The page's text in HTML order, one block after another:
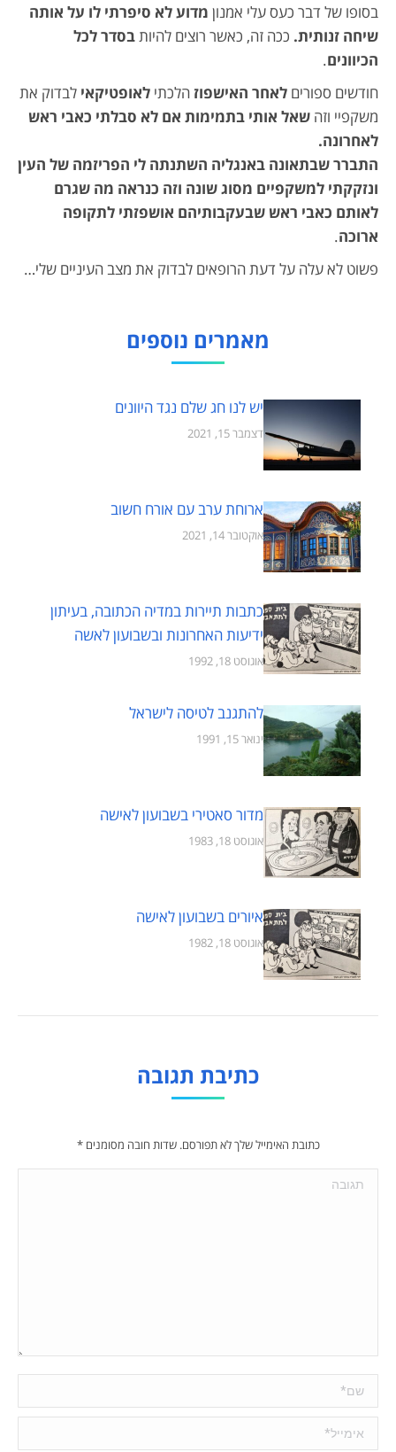
בסופו של דבר כעס עלי אמנון מדוע לא סיפרתי לו על אותה
שיחה זנותית. ככה זה, כאשר רוצים להיותבסדר לכל
הכיוונים.
חודשים ספורים לאחר האישפוז הלכתי לאופטיקאי לבדוק את
משקפיי וזה שאל אותי בתמימות אם לא סבלתי כאבי ראש
לאחרונה.
התברר שבתאונה באנגליה השתנתה לי הפריזמה של העין
ונזקקתי למשקפיים מסוג שונה וזה כנראה מה שגרם
לאותם כאבי ראש שבעקבותיהם אושפזתי לתקופה
ארוכה.
פשוט לא עלה על דעת הרופאים לבדוק את מצב העיניים שלי…
מאמרים נוספים
יש לנו חג שלם נגד היוונים
דצמבר 15, 2021
ארוחת ערב עם אורח חשוב
אוקטובר 14, 2021
כתבות תיירות במדיה הכתובה, בעיתון
ידיעות האחרונות ובשבועון לאשה
אוגוסט 18, 1992
להתגנב לטיסה לישראל
ינואר 15, 1991
מדור סאטירי בשבועון לאישה
אוגוסט 18, 1983
איורים בשבועון לאישה
אוגוסט 18, 1982
כתיבת תגובה
כתובת האימייל שלך לא תפורסם. שדות חובה מסומנים*
תגובה
שם *
אימייל *